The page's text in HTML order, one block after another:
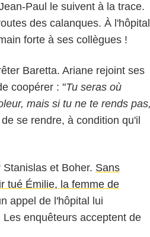
Paul le suivent à la trace.
des calanques. À
forte à ses collègues !
Baretta. Ariane rejoint ses
coopérer : "Tu seras où
mais si tu ne te rends pas,
se rendre, à condition qu'il
et Boher. Sans
tué Émilie, la femme de
appel de l'hôpital lui
enquêteurs acceptent de